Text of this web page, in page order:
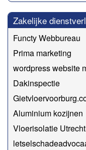
Zakelijke
Functy Webbureau
Prima marketing
wordpress website
Dakinspectie
Aluminium kozijnen
Vloerisolatie Utrecht